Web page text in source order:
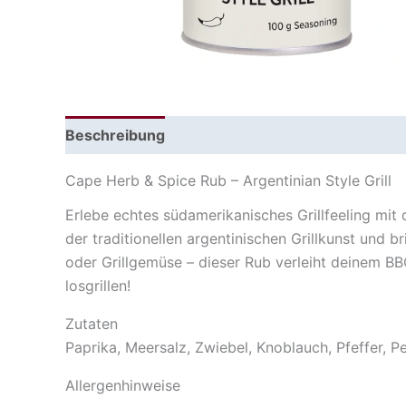
Beschreibung
Cape Herb & Spice Rub – Argentinian Style Grill
Erlebe echtes südamerikanisches Grillfeeling mit
der traditionellen argentinischen Grillkunst und
oder Grillgemüse – dieser Rub verleiht deinem
losgrillen!
Zutaten
Paprika, Meersalz, Zwiebel, Knoblauch, Pfeffer,
Allergenhinweise